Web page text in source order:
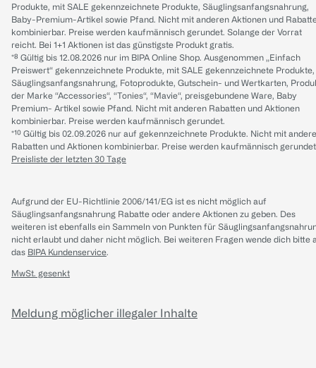
Produkte, mit SALE gekennzeichnete Produkte, Säuglingsanfangsnahrung,
Baby-Premium-Artikel sowie Pfand. Nicht mit anderen Aktionen und
kombinierbar. Preise werden kaufmännisch gerundet. Solange der Vorrat
reicht. Bei 1+1 Aktionen ist das günstigste Produkt gratis.
*⁸ Gültig bis 12.08.2026 nur im BIPA Online Shop. Ausgenommen „Einfach
Preiswert“ gekennzeichnete Produkte, mit SALE gekennzeichnete Produkte,
Säuglingsanfangsnahrung, Fotoprodukte, Gutschein- und Wertkarten,
der Marke “Accessories“, “Tonies“, “Mavie“, preisgebundene Ware, Baby
Premium- Artikel sowie Pfand. Nicht mit anderen Rabatten und Aktionen
kombinierbar. Preise werden kaufmännisch gerundet.
*¹⁰ Gültig bis 02.09.2026 nur auf gekennzeichnete Produkte. Nicht mit
Rabatten und Aktionen kombinierbar. Preise werden kaufmännisch
Preisliste der letzten 30 Tage
Aufgrund der EU-Richtlinie 2006/141/EG ist es nicht möglich auf
Säuglingsanfangsnahrung Rabatte oder andere Aktionen zu geben. Des
weiteren ist ebenfalls ein Sammeln von Punkten für
nicht erlaubt und daher nicht möglich. Bei weiteren Fragen wende dich bitte
das BIPA Kundenservice.
MwSt. gesenkt
Meldung möglicher illegaler Inhalte